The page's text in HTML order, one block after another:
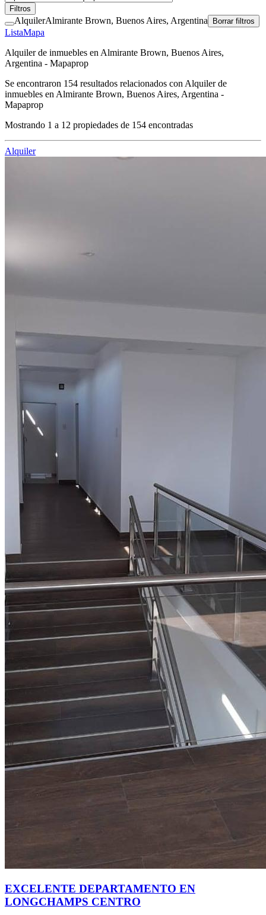
Filtros
AlquilerAlmirante Brown, Buenos Aires, Argentina Borrar filtros
ListaMapa
Alquiler de inmuebles en Almirante Brown, Buenos Aires,
Argentina - Mapaprop
Se encontraron 154 resultados relacionados con Alquiler de
inmuebles en Almirante Brown, Buenos Aires, Argentina -
Mapaprop
Mostrando 1 a 12 propiedades de 154 encontradas
Alquiler
EXCELENTE DEPARTAMENTO EN
LONGCHAMPS CENTRO